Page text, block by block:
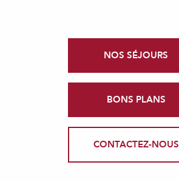
NOS SÉJOURS
BONS PLANS
CONTACTEZ-NOUS